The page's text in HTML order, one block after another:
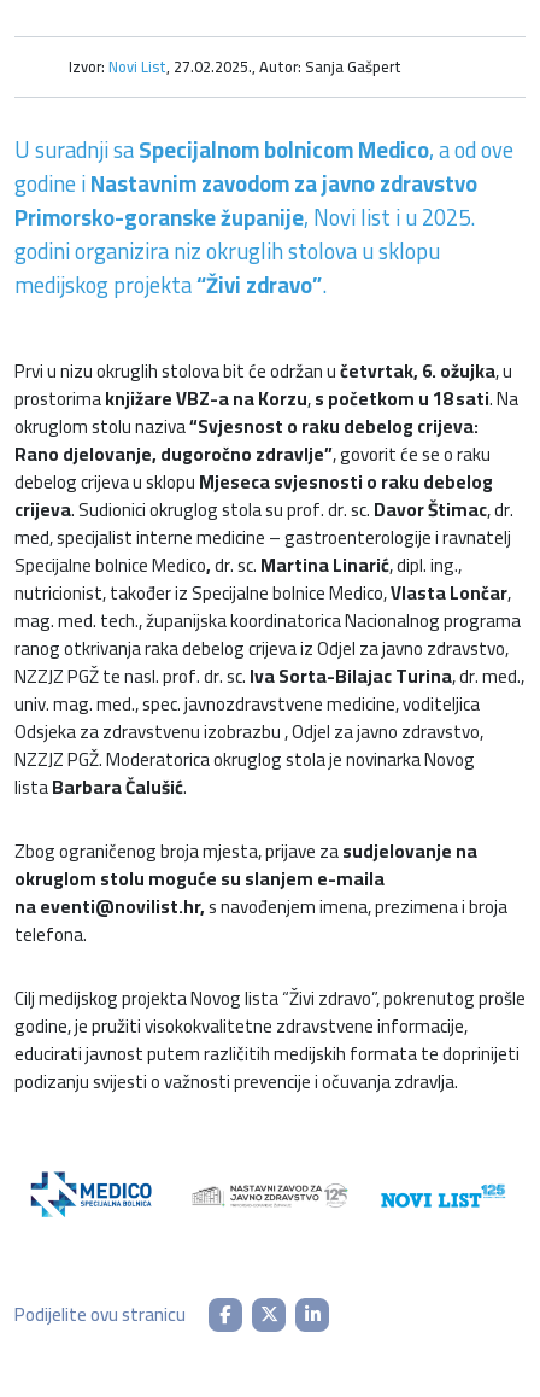
Izvor:Novi List, 27.02.2025., Autor: Sanja Gašpert
U suradnji saSpecijalnom bolnicom Medico, a od ove
godine iNastavnim zavodom za javno zdravstvo
Primorsko-goranske županije, Novi list i u 2025.
godini organizira niz okruglih stolova u sklopu
medijskog projekta“Živi zdravo”.
Prvi u nizu okruglih stolova bit će održan učetvrtak, 6. ožujka, u
prostorimaknjižare VBZ-a na Korzu,s početkom u 18 sati. Na
okruglom stolu naziva“Svjesnost o raku debelog crijeva:
Rano djelovanje, dugoročno zdravlje”, govorit će se o raku
debelog crijeva u sklopuMjeseca svjesnosti o raku debelog
crijeva. Sudionici okruglog stola su prof. dr. sc.Davor Štimac, dr.
med, specijalist interne medicine – gastroenterologije i ravnatelj
Specijalne bolnice Medico,dr. sc.Martina Linarić, dipl. ing.,
nutricionist, također iz Specijalne bolnice Medico,Vlasta Lončar,
mag. med. tech., županijska koordinatorica Nacionalnog programa
ranog otkrivanja raka debelog crijeva iz Odjel za javno zdravstvo,
NZZJZ PGŽ te nasl. prof. dr. sc.Iva Sorta-Bilajac Turina, dr. med.,
univ. mag. med., spec. javnozdravstvene medicine, voditeljica
Odsjeka za zdravstvenu izobrazbu , Odjel za javno zdravstvo,
NZZJZ PGŽ. Moderatorica okruglog stola je novinarka Novog
listaBarbara Čalušić.
Zbog ograničenog broja mjesta, prijave zasudjelovanje na
okruglom stolu moguće su slanjem e-maila
naeventi@novilist.hr,s navođenjem imena, prezimena i broja
telefona.
Cilj medijskog projekta Novog lista “Živi zdravo”, pokrenutog prošle
godine, je pružiti visokokvalitetne zdravstvene informacije,
educirati javnost putem različitih medijskih formata te doprinijeti
podizanju svijesti o važnosti prevencije i očuvanja zdravlja.
Podijelite ovu stranicu